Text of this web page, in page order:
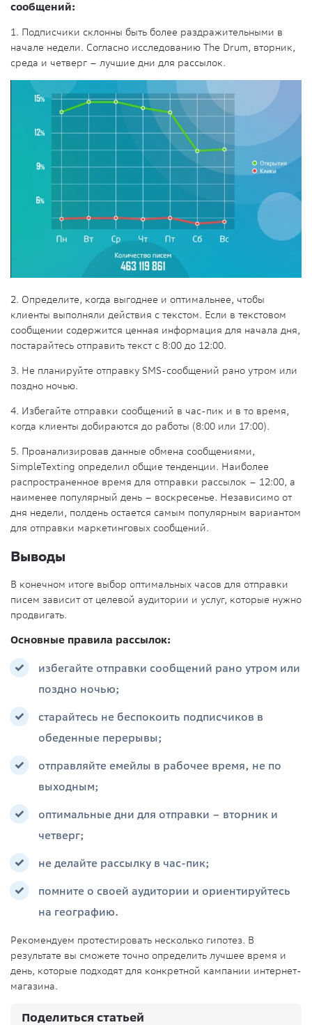
сообщений:
1. Подписчики склонны быть более раздражительными в
начале недели. Согласно исследованию The Drum, вторник,
среда и четверг – лучшие дни для рассылок.
2. Определите, когда выгоднее и оптимальнее, чтобы
клиенты выполняли действия с текстом. Если в текстовом
сообщении содержится ценная информация для начала дня,
постарайтесь отправить текст с 8:00 до 12:00.
3. Не планируйте отправку SMS-сообщений рано утром или
поздно ночью.
4. Избегайте отправки сообщений в час-пик и в то время,
когда клиенты добираются до работы (8:00 или 17:00).
5. Проанализировав данные обмена сообщениями,
SimpleTexting определил общие тенденции. Наиболее
распространенное время для отправки рассылок – 12:00, а
наименее популярный день – воскресенье. Независимо от
дня недели, полдень остается самым популярным вариантом
для отправки маркетинговых сообщений.
Выводы
В конечном итоге выбор оптимальных часов для отправки
писем зависит от целевой аудитории и услуг, которые нужно
продвигать.
Основные правила рассылок:
избегайте отправки сообщений рано утром или
поздно ночью;
старайтесь не беспокоить подписчиков в
обеденные перерывы;
отправляйте емейлы в рабочее время, не по
выходным;
оптимальные дни для отправки – вторник и
четверг;
не делайте рассылку в час-пик;
помните о своей аудитории и ориентируйтесь
на географию.
Рекомендуем протестировать несколько гипотез. В
результате вы сможете точно определить лучшее время и
день, которые подходят для конкретной кампании интернет-
магазина.
Поделиться статьей